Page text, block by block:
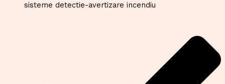
sisteme detectie-avertizare incendiu